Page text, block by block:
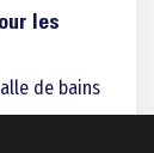
les
de bains